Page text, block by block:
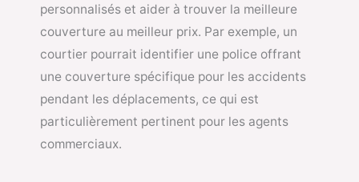
personnalisés et aider à trouver la meilleure
couverture au meilleur prix. Par exemple, un
courtier pourrait identifier une police offrant
une couverture spécifique pour les accidents
pendant les déplacements, ce qui est
particulièrement pertinent pour les agents
commerciaux.